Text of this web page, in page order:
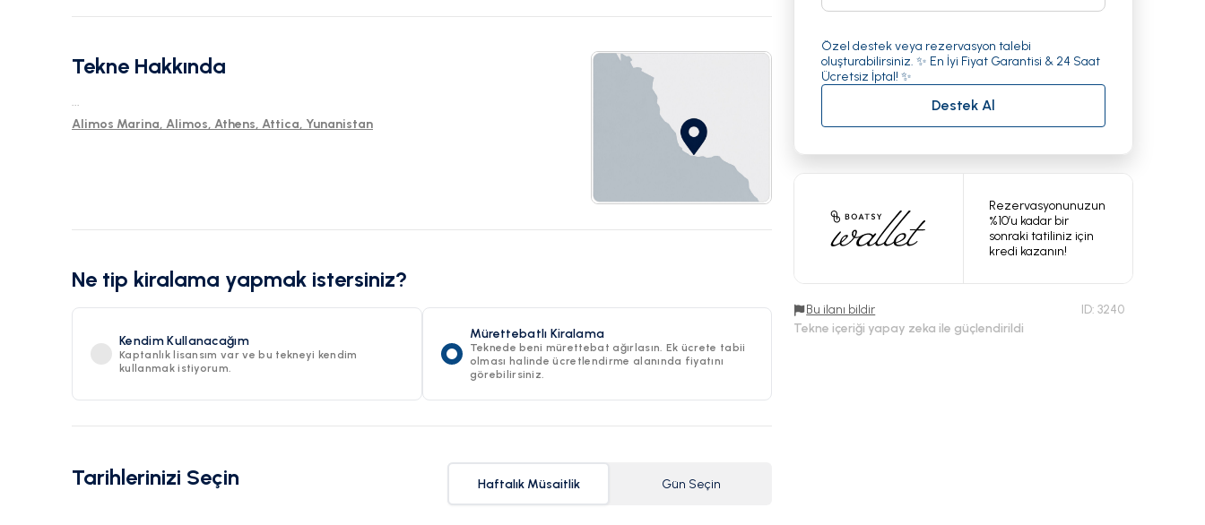
Tekne Hakkında
...
Alimos Marina, Alimos, Athens, Attica, Yunanistan
Ne tip kiralama yapmak istersiniz?
Kendim Kullanacağım
Kaptanlık lisansım var ve bu tekneyi kendim
kullanmak istiyorum.
Mürettebatlı Kiralama
Teknede beni mürettebat ağırlasın. Ek ücrete tabii
olması halinde ücretlendirme alanında fiyatını
görebilirsiniz.
Tarihlerinizi Seçin Haftalık Müsaitlik Gün Seçin
Özel destek veya rezervasyon talebi
oluşturabilirsiniz. ✨ En İyi Fiyat Garantisi & 24 Saat
Ücretsiz İptal! ✨
Destek Al
Rezervasyonunuzun
%10’u kadar bir
sonraki tatiliniz için
kredi kazanın!
Bu ilanı bildir ID: 3240
Tekne içeriği yapay zeka ile güçlendirildi